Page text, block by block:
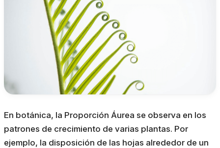
En botánica, la Proporción Áurea se observa en los
patrones de crecimiento de varias plantas. Por
ejemplo, la disposición de las hojas alrededor de un